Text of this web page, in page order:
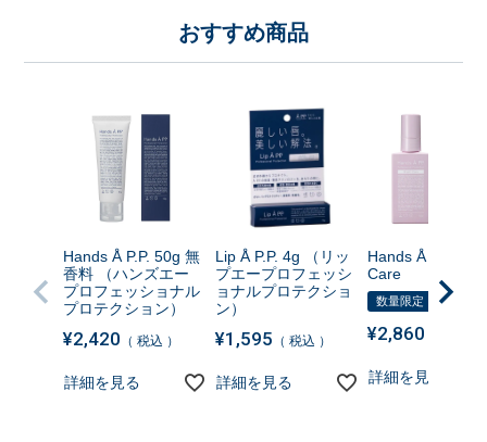
おすすめ商品
Hands Å P.P. 50g 無
香料 （ハンズエー
プロフェッショナル
プロテクション）
¥2,420 税込
詳細を見る
Lip Å P.P. 4g （リッ
プエープロフェッシ
ョナルプロテクショ
ン）
¥1,595 税込
詳細を見る
Hands Å P.P.
Care
数量限定
¥2,860
詳細を見る